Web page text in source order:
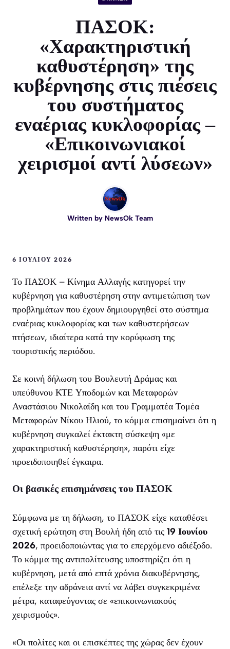
ΠΑΣΟΚ:
«Χαρακτηριστική
καθυστέρηση» της
κυβέρνησης στις πιέσεις
του συστήματος
εναέριας κυκλοφορίας –
«Επικοινωνιακοί
χειρισμοί αντί λύσεων»
Written by NewsOk Team
6 ΙΟΥΛΊΟΥ 2026
Το ΠΑΣΟΚ – Κίνημα Αλλαγής κατηγορεί την
κυβέρνηση για καθυστέρηση στην αντιμετώπιση των
προβλημάτων που έχουν δημιουργηθεί στο σύστημα
εναέριας κυκλοφορίας και των καθυστερήσεων
πτήσεων, ιδιαίτερα κατά την κορύφωση της
τουριστικής περιόδου.
Σε κοινή δήλωση του Βουλευτή Δράμας και
υπεύθυνου ΚΤΕ Υποδομών και Μεταφορών
Αναστάσιου Νικολαΐδη και του Γραμματέα Τομέα
Μεταφορών Νίκου Ηλιού, το κόμμα επισημαίνει ότι η
κυβέρνηση συγκαλεί έκτακτη σύσκεψη «με
χαρακτηριστική καθυστέρηση», παρότι είχε
προειδοποιηθεί έγκαιρα.
Οι βασικές επισημάνσεις του ΠΑΣΟΚ
Σύμφωνα με τη δήλωση, το ΠΑΣΟΚ είχε καταθέσει
σχετική ερώτηση στη Βουλή ήδη από τις 19 Ιουνίου
2026, προειδοποιώντας για το επερχόμενο αδιέξοδο.
Το κόμμα της αντιπολίτευσης υποστηρίζει ότι η
κυβέρνηση, μετά από επτά χρόνια διακυβέρνησης,
επέλεξε την αδράνεια αντί να λάβει συγκεκριμένα
μέτρα, καταφεύγοντας σε «επικοινωνιακούς
χειρισμούς».
«Οι πολίτες και οι επισκέπτες της χώρας δεν έχουν